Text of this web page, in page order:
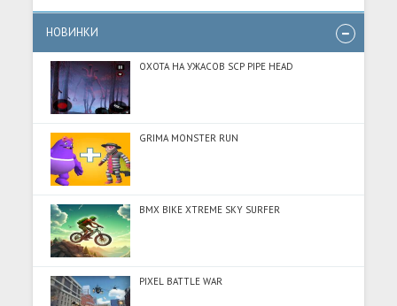
НОВИНКИ
ОХОТА НА УЖАСОВ SCP PIPE HEAD
GRIMA MONSTER RUN
BMX BIKE XTREME SKY SURFER
PIXEL BATTLE WAR